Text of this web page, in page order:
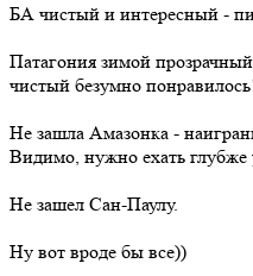
БА чистый и интересный -
Патагония зимой
чистый безумно
Не зашла Амазонка -
Видимо, нужно ехать глубже
Не зашел Сан-Паулу.
Ну вот вроде бы все))